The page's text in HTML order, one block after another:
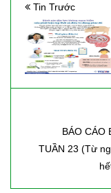
Tin Trước
BÁO CÁO
TUẦN 23 (Từ